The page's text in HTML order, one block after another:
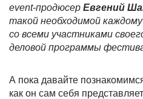
event-продюсер Евгений
такой необходимой
со всеми участниками
деловой программы
А пока давайте
как он сам себя